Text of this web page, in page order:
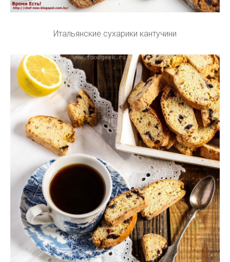
Итальянские сухарики кантучини